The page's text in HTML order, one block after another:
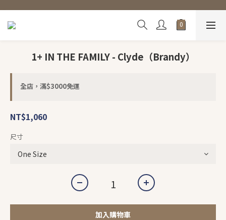
1+ IN THE FAMILY - Clyde（Brandy）
全店，滿$3000免運
NT$1,060
尺寸
加入購物車